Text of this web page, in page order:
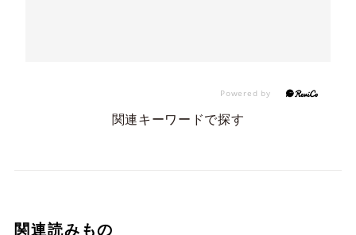
関連キーワードで探す
関連読みもの